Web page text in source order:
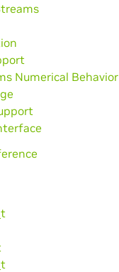
Numerical Behavior